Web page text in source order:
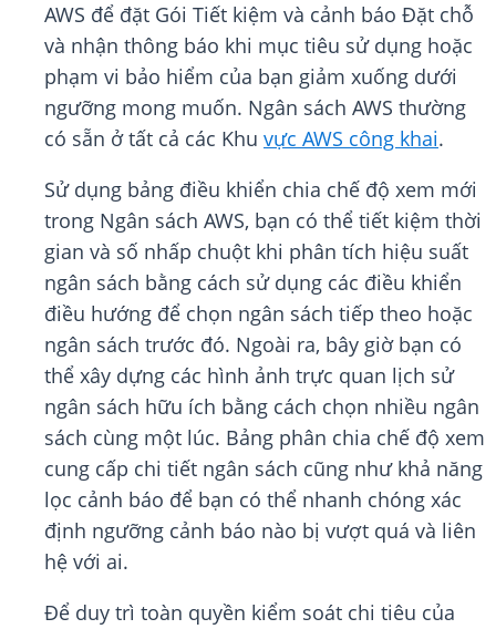
AWS để đặt Gói Tiết kiệm và cảnh báo Đặt chỗ
và nhận thông báo khi mục tiêu sử dụng hoặc
phạm vi bảo hiểm của bạn giảm xuống dưới
ngưỡng mong muốn. Ngân sách AWS thường
có sẵn ở tất cả các Khu vực AWS công khai.
Sử dụng bảng điều khiển chia chế độ xem mới
trong Ngân sách AWS, bạn có thể tiết kiệm thời
gian và số nhấp chuột khi phân tích hiệu suất
ngân sách bằng cách sử dụng các điều khiển
điều hướng để chọn ngân sách tiếp theo hoặc
ngân sách trước đó. Ngoài ra, bây giờ bạn có
thể xây dựng các hình ảnh trực quan lịch sử
ngân sách hữu ích bằng cách chọn nhiều ngân
sách cùng một lúc. Bảng phân chia chế độ xem
cung cấp chi tiết ngân sách cũng như khả năng
lọc cảnh báo để bạn có thể nhanh chóng xác
định ngưỡng cảnh báo nào bị vượt quá và liên
hệ với ai.
Để duy trì toàn quyền kiểm soát chi tiêu của